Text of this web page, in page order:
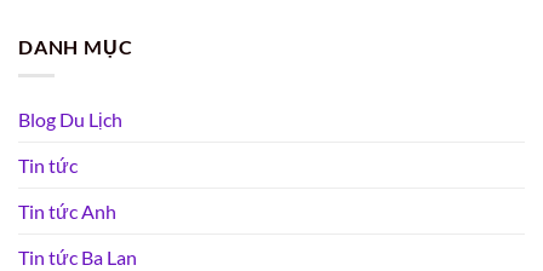
DANH MỤC
Blog Du Lịch
Tin tức
Tin tức Anh
Tin tức Ba Lan